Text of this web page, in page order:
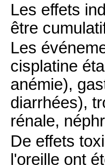
Les effets
être
Les
cisplatine
anémie),
diarrhées),
rénale,
De effets
l'oreille ont